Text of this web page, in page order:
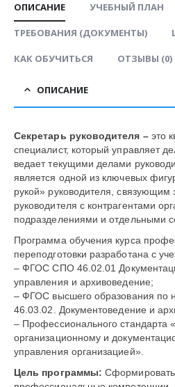
ОПИСАНИЕ УЧЕБНЫЙ ПЛАН
ТРЕБОВАНИЯ (ДОКУМЕНТЫ)
КАК ОБУЧИТЬСЯ ОТЗЫВЫ (0)
ОПИСАНИЕ
Секретарь руководителя –это
специалист, который управляет
ведает текущими делами
является одной из ключевых
рукой» руководителя, связующим
руководителя с контрагентами
подразделениями и отдельными
Программа обучения курса
переподготовки разработана с
– ФГОС СПО 46.02.01
управления и архивоведение;
– ФГОС высшего образования по
46.03.02. Документоведение и
– Профессионального стандарта
организационному и
управления организацией».
Цель программы: